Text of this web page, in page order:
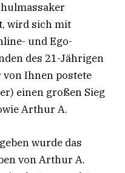
wird sich mit
und Ego-
des 21-Jährigen
Ihnen postete
einen großen Sieg
Arthur A.
wurde das
von Arthur A.